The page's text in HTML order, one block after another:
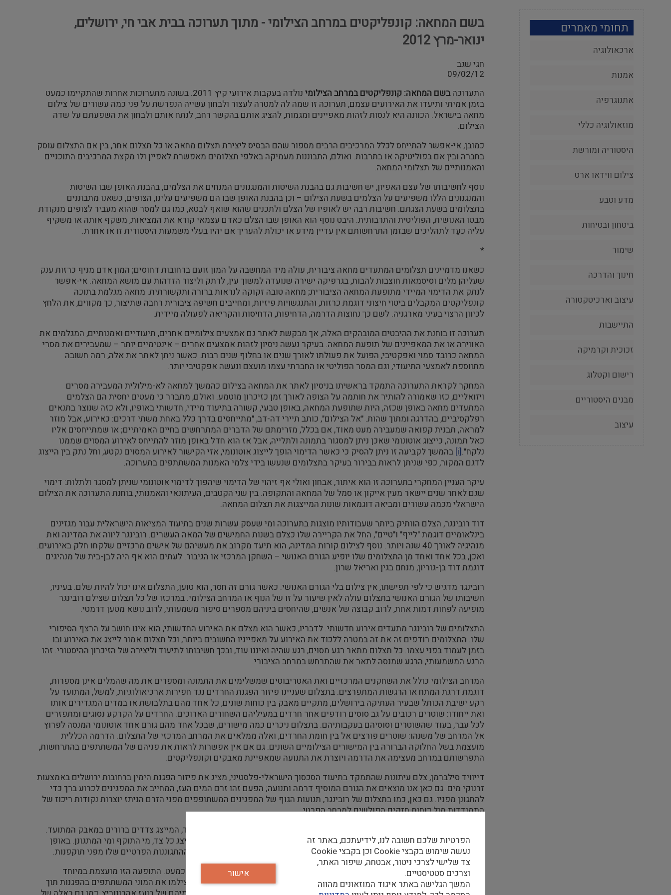
תחומי מאמרים
ארכאולוגיה
אמנות
אתנוגרפיה
מוזאולוגיה כללי
היסטוריה ומורשת
צילום ווידאו ארט
מדע וטבע
ביטחון ובטיחות
שימור
חינוך והדרכה
עיצוב וארכיטקטורה
התיישבות
זכוכית וקרמיקה
רישום וקטלוג
מבנים היסטוריים
עיצוב
בשם המחאה: קונפליקטים במרחב הצילומי - מתוך תערוכה בבית אבי חי, ירושלים,
ינואר-מרץ 2012
חגי שגב
09/02/12
התערוכהבשם המחאה: קונפליקטים במרחב הצילומי
נולדה בעקבות אירועי קיץ 2011. בשונה מתערוכות אחרות שהתקיימו כמעט
בזמן אמיתי ותיעדו את האירועים עצמם, תערוכה זו שמה לה למטרה לעצור ולבחון עשייה הנפרשת על פני כמה עשורים של צילום
מחאה בישראל. הכוונה היא לנסות לזהות מאפיינים ומגמות, להציג אותם בהקשר רחב, לנתח אותם ולבחון את השפעתם על שדה
הצילום.
כמובן, אי-אפשר להתייחס לכלל המרכיבים הרבים מספור שהם הבסיס ליצירת תצלום מחאה או כל תצלום אחר, בין אם התצלום עוסק
בחברה ובין אם בפוליטיקה או בתרבות. ואולם, התבוננות מעמיקה באלפי תצלומים מאפשרת לאפיין ולו מקצת המרכיבים התוכניים
והאמנותיים של תצלומי המחאה.
נוסף לחשיבותו של עצם האפיון, יש חשיבות גם בהבנת השיטות והמנגנונים המנחים את הצלמים, בהבנת האופן שבו השיטות
והמנגנונים הללו משפיעים על הצלמים בשעת הצילום – וכן בהבנת האופן שבו הם משפיעים עלינו, הצופים, כשאנו מתבוננים
בתצלומים בשעת הצגתם. חשיבות רבה יש לאופיו של הצלם ולתכנים שהוא שואף לבטא, כמו גם למסר שהוא מעביר לצופים מנקודת
מבטו האנושית, הפוליטית והתרבותית. היבט נוסף הוא האופן שבו הצלם כאדם עצמאי קורא את המציאות, משקף אותה או משקיף
עליה כעֵד לתהליכים שבזמן התרחשותם אין עדיין מידע או יכולת להעריך אם יהיו בעלי משמעות היסטורית זו או אחרת.
*
כשאנו מדמיינים תצלומים המתעדים מחאה ציבורית, עולה מיד המחשבה על המון זועם ברחובות דחוסים; המון אדם מניף כרזות ענק
שעליהן מלים וסיסמאות חוצבות להבות, בגרפיקה ישירה שנועדה למשוך עין, לרתק וליצור הזדהות עם מושא המחאה. אי-אפשר
לנתק את הדימוי המיידי מתופעת המחאה הציבורית; מחאה טובה זקוקה לנראות ברורה ותקשורתית. מחאה מגלמת בתוכה
קונפליקטים המקבלים ביטוי חיצוני דוגמת כרזות, והתנגשויות פיזיות, ומחייבים חשיפה ציבורית רחבה שתיצור, כך מקווים, את הלחץ
לכיוון הרצוי בעיני מארגניה. לשם כך נחוצות הדרמה, הדחיפות, הדחיסות והקריאה לפעולה מיידית.
תערוכה זו בוחנת את ההיבטים המובהקים האלה, אך מבקשת לאתר גם אמצעים צילומיים אחרים, תיעודיים ואמנותיים, המגלמים את
האווירה או את המאפיינים של תופעת המחאה. בעיקר נעשה ניסיון לזהות אמצעים אחרים – אינטימיים יותר – שמעבירים את מסרי
המחאה כרובד סמוי ואפקטיבי, הפועל את פעולתו לאורך שנים או בחלוף שנים רבות. כאשר ניתן לאתר את אלה, רמה חשובה
מתווספת לאמצעי התיעודי, וגם המסר הפוליטי או החברתי עצמו מועצם ונעשה אפקטיבי יותר.
המחקר לקראת התערוכה התמקד בראשיתו בניסיון לאתר את המחאה בצילום כהמשך למחאה לא-מילולית המעבירה מסרים
ויזואליים, כזו שאמורה להותיר את חותמה על הצופה לאורך זמן כזיכרון מוטמע. ואולם, מתברר כי מעטים יחסית הם הצלמים
המתעדים מחאה באופן שכזה, היות שתופעת המחאה, באופן טבעי, קשורה בתיעוד מיידי, חדשותי באופיו, ולא כזה שנוצר בתנאים
רפלקסיביים, בהדרגה ומתוך שהות. "אל הצילום", כותב תיירי דה-דב, "מתייחסים בדרך כלל באחת משתי דרכים: כאירוע, אבל מוזר
למראה, תבנית קפואה שמעבירה מעט מאוד, אם בכלל, מזרימתם של הדברים המתרחשים בחיים האמיתיים; או שמתייחסים אליו
כאל תמונה, כייצוג אוטונומי שאכן ניתן למסגור בתמונה ולתלייה, אבל אז הוא חדל באופן מוזר להתייחס לאירוע המסוים שממנו
נלקח".[i] בהמשך לקביעה זו ניתן להסיק כי כאשר הדימוי הופך לייצוג אוטונומי, אזי הקישור לאירוע המסוים נקטע, וחל נתק בין הייצוג
לדגם המקור, כפי שניתן לראות בבירור בעיקר בתצלומים שנעשו בידי צלמי האמנות המשתתפים בתערוכה.
עיקר העניין המחקרי בתערוכה זו הוא איתור, אבחון ואולי אף זיהוי של הדימוי שיהפוך לדימוי אוטונומי שניתן למסגר ולתלות: דימוי
שגם לאחר שנים יישאר מעין אייקון או סמל של המחאה והתקופה. בין שני הקטבים, העיתונאי והאמנותי, בוחנת התערוכה את הצילום
הישראלי מכמה עשורים ומביאה דוגמאות שונות המייצגות את תצלום המחאה.
דוד רובינגר, הצלם הוותיק ביותר שעבודותיו מוצגות בתערוכה ומי שעסק עשרות שנים בתיעוד המציאות הישראלית עבור מגזינים
בינלאומיים דוגמת "לייף" ו"טיים", החל את הקריירה שלו כצלם בשנות החמישים של המאה העשרים. רובינגר ליווה את המדינה ואת
מנהיגיה לאורך 40 שנה ויותר. נוסף לצילום קורות המדינה, הוא תיעד מקרוב את מעשיהם של אישים מרכזיים שלקחו חלק באירועים.
ואכן, בכל אחד ואחד מן התצלומים שלו יופיע הגורם האנושי – השחקן המרכזי או הגיבור. לעתים הוא אף היה לבן-בית של מנהיגים
דוגמת דוד בן-גוריון, מנחם בגין ואריאל שרון.
רובינגר מדגיש כי לפי תפישתו, אין צילום בלי הגורם האנושי. כאשר גורם זה חסר, הוא טוען, התצלום אינו יכול להיות שלם. בעיניו,
חשיבותו של הגורם האנושי בתצלום עולה לאין שיעור על זו של הנוף או המרחב הצילומי. במרכזו של כל תצלום שצילם רובינגר
מופיעה לפחות דמות אחת, לרוב קבוצה של אנשים, שהיחסים ביניהם מספרים סיפור משמעותי, לרוב נושא מטען דרמטי.
התצלומים של רובינגר מתעדים אירוע חדשותי. לדבריו, כאשר הוא מצלם את האירוע החדשותי, הוא אינו חושב על הרצף הסיפורי
שלו. התצלומים רודפים זה את זה במטרה ללכוד את האירוע על מאפייניו החשובים ביותר, וכל תצלום אמור לייצג את האירוע ובו
בזמן לעמוד בפני עצמו. כל תצלום מתאר רגע מסוים, רגע שהיה ואיננו עוד, ובכך חשיבותו לתיעוד וליצירה של הזיכרון ההיסטורי. זהו
הרגע המשמעותי, הרגע שמנסה לתאר את שהתרחש במרחב הציבורי.
המרחב הצילומי כולל את השחקנים המרכזיים ואת האטריבוטים שמשלימים את התמונה ומספרים את מה שהמלים אינן מספרות,
דוגמת דרגת המתח או הרגשות המתפרצים. בתצלום שעניינו פיזור הפגנת החרדים נגד חפירות ארכיאולוגיות, למשל, המתועד על
רקע ישיבת הכותל שבעיר העתיקה בירושלים, מתקיים מאבק בין כוחות שונים, כל אחד מהם בתלבושת או במדים המגדירים אותו
ואת ייחודו: שוטרים רכובים על גב סוסים רודפים אחר חרדים במעיליהם השחורים הארוכים. החרדים על הקרקע נסוגים ומתפזרים
לכל עבר, בעוד שהשוטרים וסוסיהם בעקבותיהם. בתצלום ניכרים כמה מישורים, שבכל אחד מהם גורם אחד אוטונומי המנסה לפרוץ
אל המרחב של משנהו: שוטרים פורצים אל בין חומת החרדים, ואלה ממלאים את המרחב המרכזי של התצלום. הדרמה הכללית
מועצמת בשל החלוקה הברורה בין המישורים הצילומיים השונים. גם אם אין אפשרות לראות את פניהם של המשתתפים בהתרחשות,
התפרשׂותם במרחב מעצימה את הדרמה ויוצרת את התנועה שמאפיינת מאבקים וקונפליקטים.
דייוויד סילברמן, צלם עיתונות שהתמקד בתיעוד הסכסוך הישראלי-פלסטיני, מציג את פיזור הפגנת הימין ברחובות ירושלים באמצעות
זרנוקי מים. גם כאן אנו מוצאים את הגורם המוסיף דרמה ותנועה; הפעם זהו זרם המים העז, המחייב את המפגינים לכרוע ברך כדי
להתגונן מפניו. גם כאן, כמו בתצלום של רובינגר, תנועות הגוף של המפגינים המשתופפים מפני הזרם הניתז יוצרות נקודות ריכוז של
התמודדות מול כוחות חזקים הפולשים למרחב הפרטי.
בשני התצלומים הללו הגורם האנושי קיים ומשפיע על התצלום. לכאורה מדובר בגוש אחד, המייצג צדדים ברורים במאבק המתועד.
גם כאשר הצופה אינו מכיר את הרקע להתרחשות המתועדת, עדיין ביכולתו לזהות מה מייצג כל צד, מי התוקף ומי המתגונן. באופן
אינטואיטיבי יוצר הדיווח העיתונאי תחושה של אוניברסליות מסוימת – כל אחד וזכרונות ההתגוננות הפרטיים שלו מפני תוקפנות.
התייחסות להמון המשתתף בהפגנות כאל גוף ייצוגי אחד היא מוטיב חוזר בכל התצלומים כמעט. התופעה הזו מועצמת במיוחד
בתצלומי ההפגנות של קיץ 2011. רבים מהצלמים שתצלומיהם נסקרו לקראת התערוכה צילמו את המוני המשתתפים בהפגנות תוך
הפרטיות שלכם חשובה לנו, לידיעתכם, באתר זה
נעשה שימוש בקבצי Cookie וכן בקבצי Cookie
צד שלישי לצרכי ניטור, אבטחה, שיפור האתר,
וצרכים סטטיסטיים.
המשך הגלישה באתר איגוד המוזאונים מהווה
אישור